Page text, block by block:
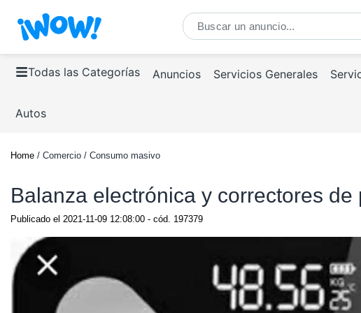
Todas las Categorías Anuncios Servicios Generales
Autos
Home / Comercio / Consumo masivo
Balanza electrónica y correctores
Publicado el 2021-11-09 12:08:00 - cód. 197379